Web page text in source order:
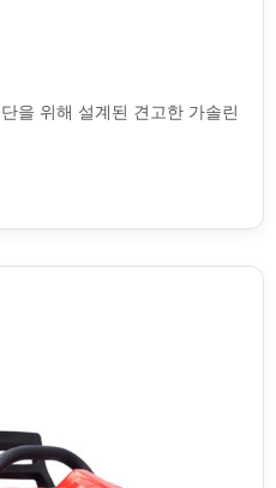
을 위해 설계된 견고한 가솔린